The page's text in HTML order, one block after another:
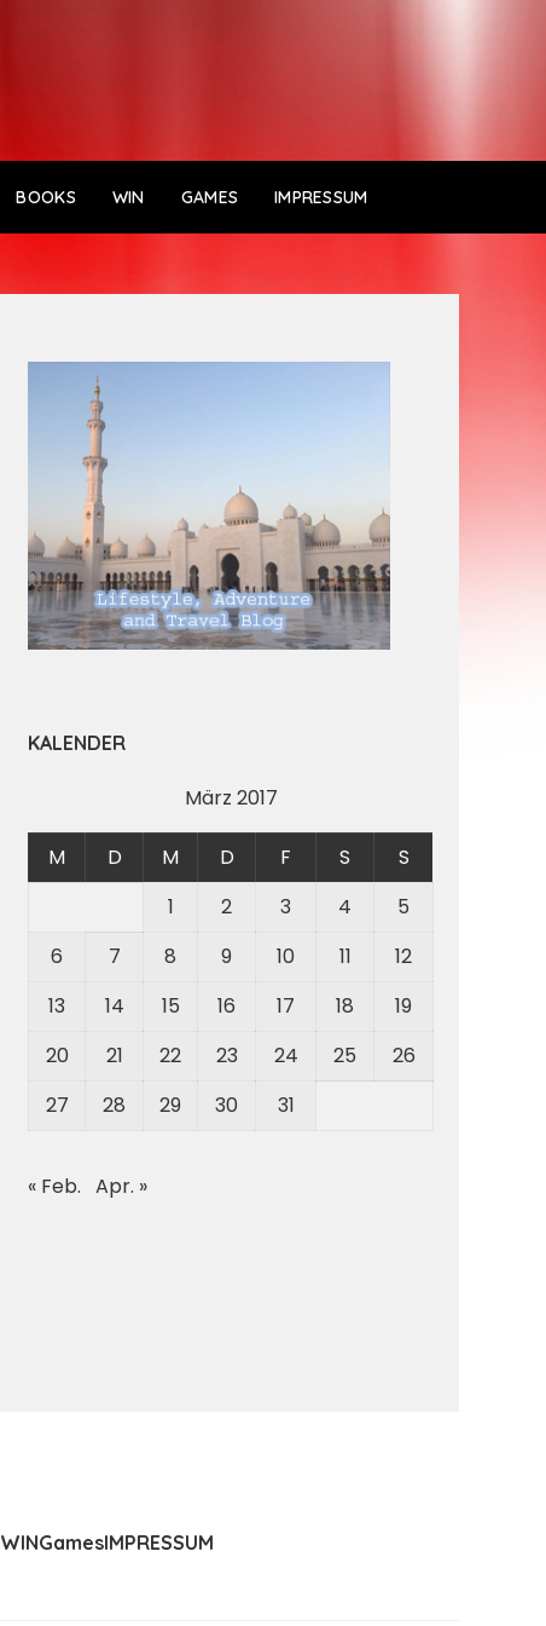
BOOKS WIN GAMES IMPRESSUM
KALENDER
März 2017
M D M D F S
S
1
2 3 4
5
6
7 8 9 10 11
12
13
14 15 16 17 18
19
20
21 22 23 24 25
26
27
28 29 30 31
« Feb. Apr. »
WINGamesIMPRESSUM